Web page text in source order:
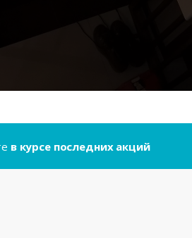
в курсе последних акций